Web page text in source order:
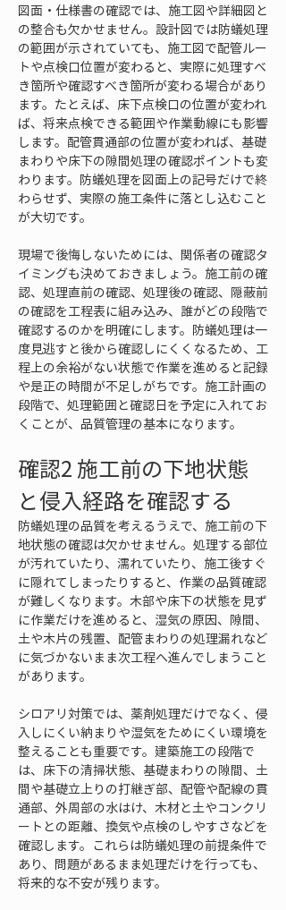
図面・仕様書の確認では、施工図や詳細図と
の整合も欠かせません。設計図では防蟻処理
の範囲が示されていても、施工図で配管ルー
トや点検口位置が変わると、実際に処理すべ
き箇所や確認すべき箇所が変わる場合があり
ます。たとえば、床下点検口の位置が変われ
ば、将来点検できる範囲や作業動線にも影響
します。配管貫通部の位置が変われば、基礎
まわりや床下の隙間処理の確認ポイントも変
わります。防蟻処理を図面上の記号だけで終
わらせず、実際の施工条件に落とし込むこと
が大切です。
現場で後悔しないためには、関係者の確認タ
イミングも決めておきましょう。施工前の確
認、処理直前の確認、処理後の確認、隠蔽前
の確認を工程表に組み込み、誰がどの段階で
確認するのかを明確にします。防蟻処理は一
度見逃すと後から確認しにくくなるため、工
程上の余裕がない状態で作業を進めると記録
や是正の時間が不足しがちです。施工計画の
段階で、処理範囲と確認日を予定に入れてお
くことが、品質管理の基本になります。
確認2 施工前の下地状態
と侵入経路を確認する
防蟻処理の品質を考えるうえで、施工前の下
地状態の確認は欠かせません。処理する部位
が汚れていたり、濡れていたり、施工後すぐ
に隠れてしまったりすると、作業の品質確認
が難しくなります。木部や床下の状態を見ず
に作業だけを進めると、湿気の原因、隙間、
土や木片の残置、配管まわりの処理漏れなど
に気づかないまま次工程へ進んでしまうこと
があります。
シロアリ対策では、薬剤処理だけでなく、侵
入しにくい納まりや湿気をためにくい環境を
整えることも重要です。建築施工の段階で
は、床下の清掃状態、基礎まわりの隙間、土
間や基礎立上りの打継ぎ部、配管や配線の貫
通部、外周部の水はけ、木材と土やコンクリ
ートとの距離、換気や点検のしやすさなどを
確認します。これらは防蟻処理の前提条件で
あり、問題があるまま処理だけを行っても、
将来的な不安が残ります。